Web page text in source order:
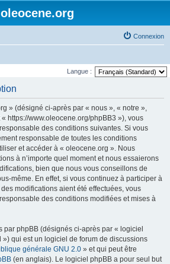
oleocene.org
Connexion
Langue :
» (désigné ci-après par « nous », « notre »,
https://www.oleocene.org/phpBB3 »), vous
des conditions suivantes. Si vous
responsable de toutes les conditions
et accéder à « oleocene.org ». Nous
à n’importe quel moment et nous essaierons
bien que nous vous conseillons de
même. En effet, si vous continuez à participer à
modifications aient été effectuées, vous
des conditions modifiées et mises à
par phpBB (désignés ci-après par « logiciel
») qui est un logiciel de forum de discussions
générale GNU 2.0 » et qui peut être
(en anglais). Le logiciel phpBB a pour seul but